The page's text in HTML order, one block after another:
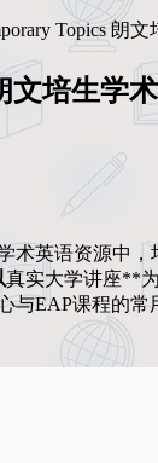
Topics 朗
文培生学
英语资源中，
真实大学讲座**
与EAP课程的常